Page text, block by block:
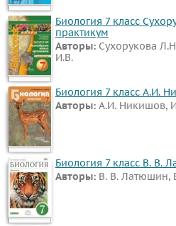
Искусство
Китайский
язык
Кубановедение
Казахский
язык
Физкультура
ВИДЕОРЕШЕНИЯ
Биология 7 класс
практикум
Авторы: Сухорукова
И.В.
Биология 7 класс А.И.
Авторы: А.И. Никишов,
Биология 7 класс В. В.
Авторы: В. В. Латюшин,